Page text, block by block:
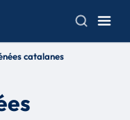
catalanes